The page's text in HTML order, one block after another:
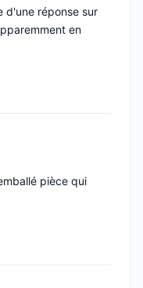
d'une réponse sur
en
pièce qui